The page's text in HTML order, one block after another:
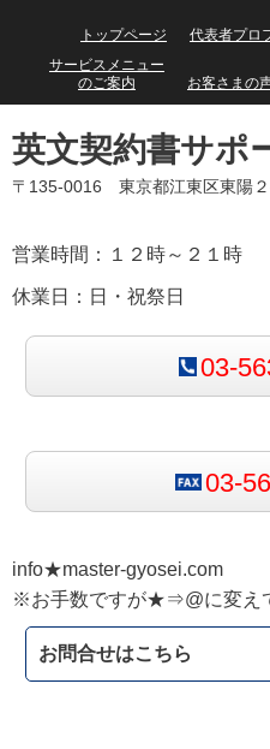
トップページ 代表者プロ
サービスメニュー
のご案内
お客さまの
英文契約書サポ
〒135-0016 東京都江東区東陽
営業時間：１２時～２１時
休業日：日・祝祭日
03-
03-
info★master-gyosei.com
※お手数ですが★⇒@に変え
お問合せはこちら